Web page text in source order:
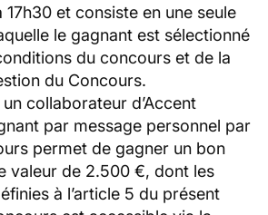
et consiste en une seule
le gagnant est sélectionné
du concours et de la
du Concours.
collaborateur d’Accent
par message personnel par
permet de gagner un bon
valeur de 2.500 €, dont les
à l’article 5 du présent